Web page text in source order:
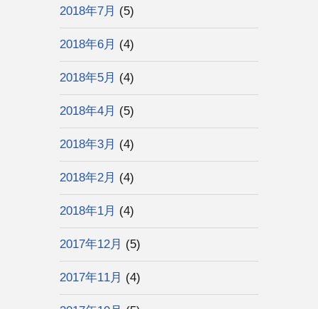
2018年7月 (5)
2018年6月 (4)
2018年5月 (4)
2018年4月 (5)
2018年3月 (4)
2018年2月 (4)
2018年1月 (4)
2017年12月 (5)
2017年11月 (4)